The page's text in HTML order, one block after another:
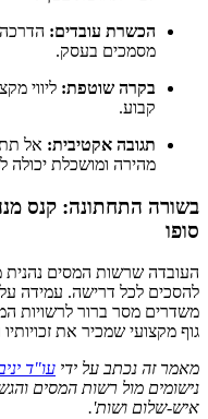
הכשרת עובדים:
מסמכים בעסק.
בקרה שוטפת: ליווי
קבוע.
תגובה אקטיבית: אל
מהירה ומושכלת
בשורה התחתונה: קנס
סופו
העובדה שרשות המסים
להסכים לכל דרישה. עמידה על
משדרים מסר ברור
גוף מקצועי שמכיר את
מאמר זה נכתב על ידי עו"ד
נישומים מול רשות המסים
איש-שלום ושות'.